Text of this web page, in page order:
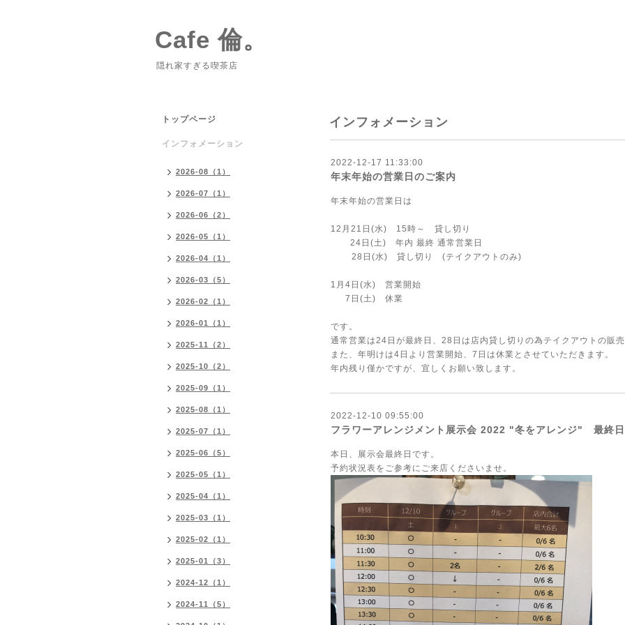
Cafe 倫。
隠れ家すぎる喫茶店
インフォメーション
2022-12-17 11:33:00
年末年始の営業日のご案内
年末年始の営業日は
12月21日(水) 15時～ 貸し切り
24日(土) 年内 最終 通常営業日
28日(水) 貸し切り (テイクアウトのみ)
1月4日(水) 営業開始
7日(土) 休業
です。
通常営業は24日が最終日、28日は店内貸し切りの為テイクアウトの販
また、年明けは4日より営業開始、7日は休業とさせていただきます。
年内残り僅かですが、宜しくお願い致します。
2022-12-10 09:55:00
フラワーアレンジメント展示会 2022 "冬をアレンジ" 最終日
本日、展示会最終日です。
予約状況表をご参考にご来店くださいませ。
トップページ
インフォメーション
2026-08（1）
2026-07（1）
2026-06（2）
2026-05（1）
2026-04（1）
2026-03（5）
2026-02（1）
2026-01（1）
2025-11（2）
2025-10（2）
2025-09（1）
2025-08（1）
2025-07（1）
2025-06（5）
2025-05（1）
2025-04（1）
2025-03（1）
2025-02（1）
2025-01（3）
2024-12（1）
2024-11（5）